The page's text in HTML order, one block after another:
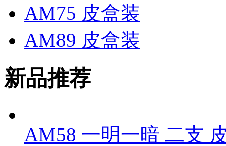
AM75 皮盒装
AM89 皮盒装
新品推荐
AM58 一明一暗 二支